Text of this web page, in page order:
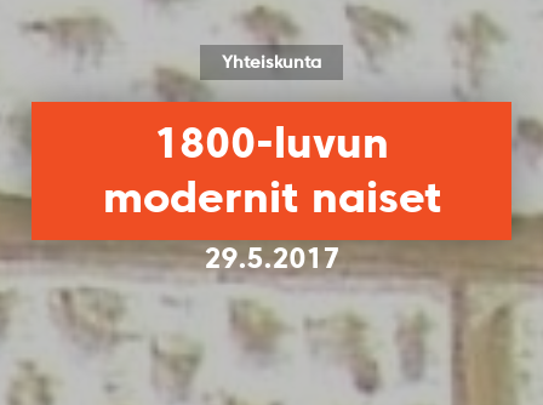
Yhteiskunta
1800-luvun
modernit naiset
29.5.2017